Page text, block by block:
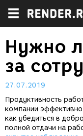
Нужно
за
27.07.2019
Продуктивность
компании
как убедиться в
полной отдачи на